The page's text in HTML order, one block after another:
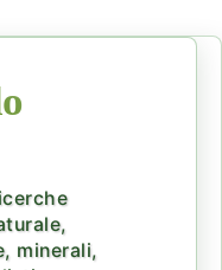
minerali,